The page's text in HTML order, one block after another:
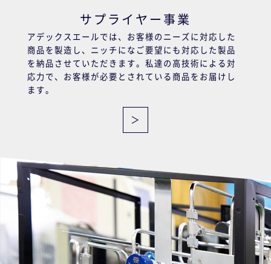
サプライヤー事業
アデックスエールでは、お客様のニーズに対応した
商品を製造し、ニッチになご要望にも対応した製品
を納品させていただきます。私達の高技術による対
応力で、お客様が必要とされている商品をお届けし
ます。
＞